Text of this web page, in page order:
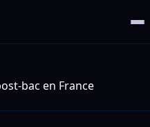
bac en France